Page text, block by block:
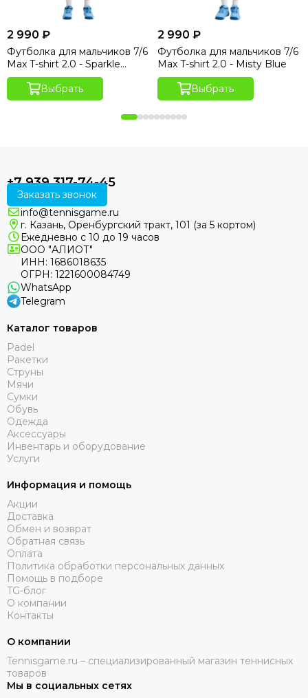
2 990 ₽
Футболка для мальчиков 7/6
Max T-shirt 2.0 - Sparkle
Hydro Print
Выбрать
2 990 ₽
Футболка для мальчиков 7/6
Max T-shirt 2.0 - Misty Blue
Выбрать
+7 939 317-74-45
Заказать звонок
info@tennisgame.ru
г. Казань, Оренбургский тракт, 101 (за 5 кортом)
Ежедневно с 10 до 19 часов
ООО "АЛИОТ"
ИНН: 1686018635
ОГРН: 1221600084749
WhatsApp
Telegram
Каталог товаров
Padel
Ракетки
Струны
Мячи
Сумки
Обувь
Одежда
Аксессуары
Инвентарь и оборудование
Услуги
Информация и помощь
Акции
Доставка
Обмен и возврат
Обратная связь
Оплата
Политика обработки персональных данных
Помощь в подборе
TG-блог
О компании
Контакты
О компании
Tennisgame.ru – специализированный магазин теннисных
товаров
Мы в социальных сетях